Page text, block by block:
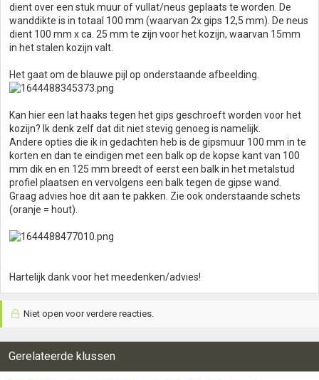
dient over een stuk muur of vullat/neus geplaats te worden. De
wanddikte is in totaal 100 mm (waarvan 2x gips 12,5 mm). De neus
dient 100 mm x ca. 25 mm te zijn voor het kozijn, waarvan 15mm
in het stalen kozijn valt.
Het gaat om de blauwe pijl op onderstaande afbeelding.
Kan hier een lat haaks tegen het gips geschroeft worden voor het
kozijn? Ik denk zelf dat dit niet stevig genoeg is namelijk.
Andere opties die ik in gedachten heb is de gipsmuur 100 mm in te
korten en dan te eindigen met een balk op de kopse kant van 100
mm dik en en 125 mm breedt of eerst een balk in het metalstud
profiel plaatsen en vervolgens een balk tegen de gipse wand.
Graag advies hoe dit aan te pakken. Zie ook onderstaande schets
(oranje = hout).
Hartelijk dank voor het meedenken/advies!
Niet open voor verdere reacties.
Gerelateerde klussen